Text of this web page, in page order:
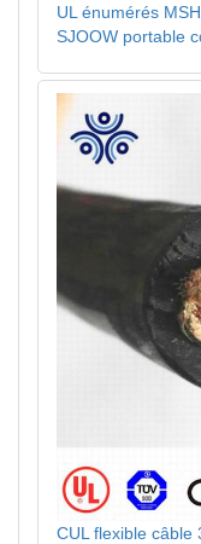
UL énumérés
SJOOW portable
CUL flexible câble